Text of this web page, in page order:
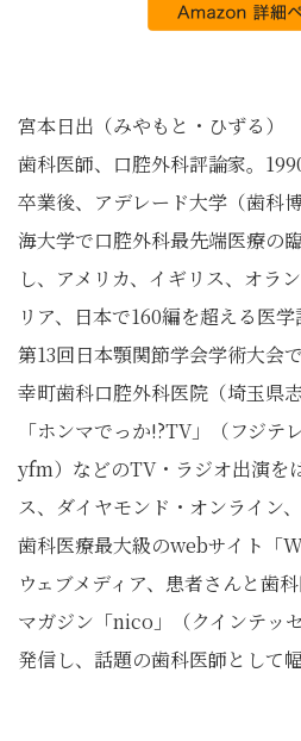
宮本日出（みやもと・ひずる）
歯科医師、口腔外科評論家。
卒業後、アデレード大学（歯科
海大学で口腔外科最先端医療の
し、アメリカ、イギリス、オラ
リア、日本で160編を超える医
第13回日本顎関節学会学術大会
幸町歯科口腔外科医院（埼玉県
「ホンマでっか!?TV」（フジ
yfm）などのTV・ラジオ出演を
ス、ダイヤモンド・オンライン
歯科医療最大級のwebサイト「
ウェブメディア、患者さんと歯
マガジン「nico」（クインテッ
発信し、話題の歯科医師として